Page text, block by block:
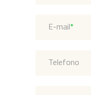
E-mail*
Telefono